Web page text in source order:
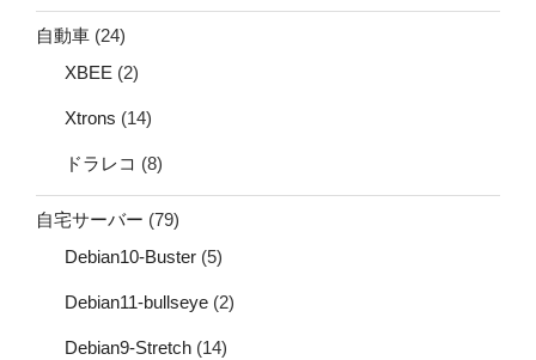
自動車 (24)
XBEE (2)
Xtrons (14)
ドラレコ (8)
自宅サーバー (79)
Debian10-Buster (5)
Debian11-bullseye (2)
Debian9-Stretch (14)